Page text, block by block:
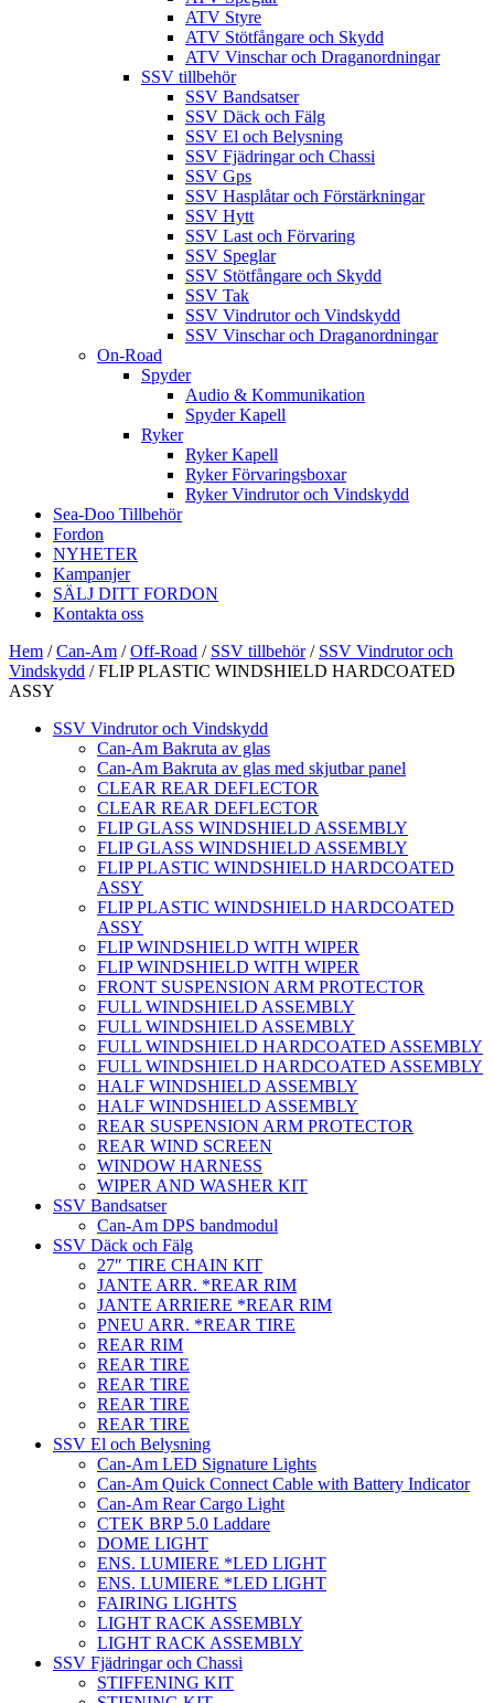
ATV Styre
ATV Stötfångare och Skydd
ATV Vinschar och Draganordningar
SSV tillbehör
SSV Bandsatser
SSV Däck och Fälg
SSV El och Belysning
SSV Fjädringar och Chassi
SSV Gps
SSV Hasplåtar och Förstärkningar
SSV Hytt
SSV Last och Förvaring
SSV Speglar
SSV Stötfångare och Skydd
SSV Tak
SSV Vindrutor och Vindskydd
SSV Vinschar och Draganordningar
On-Road
Spyder
Audio & Kommunikation
Spyder Kapell
Ryker
Ryker Kapell
Ryker Förvaringsboxar
Ryker Vindrutor och Vindskydd
Sea-Doo Tillbehör
Fordon
NYHETER
Kampanjer
SÄLJ DITT FORDON
Kontakta oss
Hem /Can-Am /Off-Road / SSV tillbehör/ SSV Vindrutor och
Vindskydd / FLIP PLASTIC WINDSHIELD HARDCOATED
ASSY
SSV Vindrutor och Vindskydd
Can-Am Bakruta av glas
Can-Am Bakruta av glas med skjutbar panel
CLEAR REAR DEFLECTOR
CLEAR REAR DEFLECTOR
FLIP GLASS WINDSHIELD ASSEMBLY
FLIP GLASS WINDSHIELD ASSEMBLY
FLIP PLASTIC WINDSHIELD HARDCOATED
ASSY
FLIP PLASTIC WINDSHIELD HARDCOATED
ASSY
FLIP WINDSHIELD WITH WIPER
FLIP WINDSHIELD WITH WIPER
FRONT SUSPENSION ARM PROTECTOR
FULL WINDSHIELD ASSEMBLY
FULL WINDSHIELD ASSEMBLY
FULL WINDSHIELD HARDCOATED ASSEMBLY
FULL WINDSHIELD HARDCOATED ASSEMBLY
HALF WINDSHIELD ASSEMBLY
HALF WINDSHIELD ASSEMBLY
REAR SUSPENSION ARM PROTECTOR
REAR WIND SCREEN
WINDOW HARNESS
WIPER AND WASHER KIT
SSV Bandsatser
Can-Am DPS bandmodul
SSV Däck och Fälg
27″ TIRE CHAIN KIT
JANTE ARR. *REAR RIM
JANTE ARRIERE *REAR RIM
PNEU ARR. *REAR TIRE
REAR RIM
REAR TIRE
REAR TIRE
REAR TIRE
REAR TIRE
SSV El och Belysning
Can-Am LED Signature Lights
Can-Am Quick Connect Cable with Battery Indicator
Can-Am Rear Cargo Light
CTEK BRP 5.0 Laddare
DOME LIGHT
ENS. LUMIERE *LED LIGHT
ENS. LUMIERE *LED LIGHT
FAIRING LIGHTS
LIGHT RACK ASSEMBLY
LIGHT RACK ASSEMBLY
SSV Fjädringar och Chassi
STIFFENING KIT